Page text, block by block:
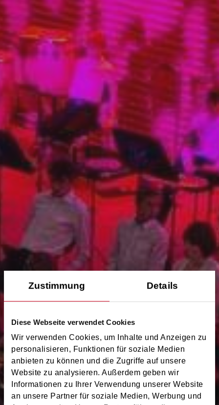
Zustimmung Details
Diese Webseite verwendet Cookies
Wir verwenden Cookies, um Inhalte und Anzeigen zu
personalisieren, Funktionen für soziale Medien
anbieten zu können und die Zugriffe auf unsere
Website zu analysieren. Außerdem geben wir
Informationen zu Ihrer Verwendung unserer Website
an unsere Partner für soziale Medien, Werbung und